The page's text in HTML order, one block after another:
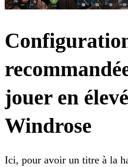
jouer en
Windrose
Ici, pour avoir un titre à la